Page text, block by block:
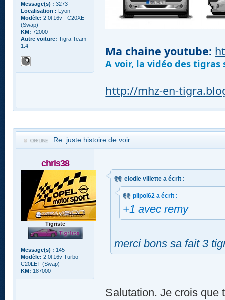
Message(s) : 3273
Localisation : Lyon
Modèle: 2.0l 16v - C20XE
(Swap)
KM: 72000
Autre voiture: Tigra Team
1.4
Ma chaine youtube:
A voir, la vidéo des tigras
http://mhz-en-
Re: juste histoire de voir
chris38
Tigriste
Message(s) : 145
Modèle: 2.0l 16v Turbo -
C20LET (Swap)
KM: 187000
elodie villette a écrit :
pilpol62 a écrit :
+1 avec remy
merci bons sa fait 3
Salutation. Je crois que